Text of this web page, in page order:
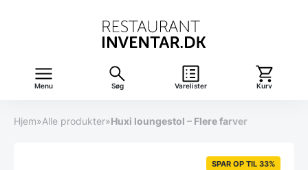
Menu Søg Varelister Kurv
Hjem»Alle produkter»Huxi loungestol – Flere farver
SPAR OP TIL 33%